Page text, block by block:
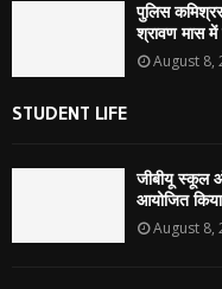
पुलिस कमिश्रर
श्रावण मास
August 8,
STUDENT LIFE
जीबीयू स्कूल
आयोजित
August 8,